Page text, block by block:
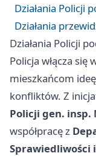
Działania Policji
Działania
Działania Policji
Policja włącza
mieszkańcom
konfliktów. Z
Policji gen. insp.
współpracę z
Sprawiedliwości